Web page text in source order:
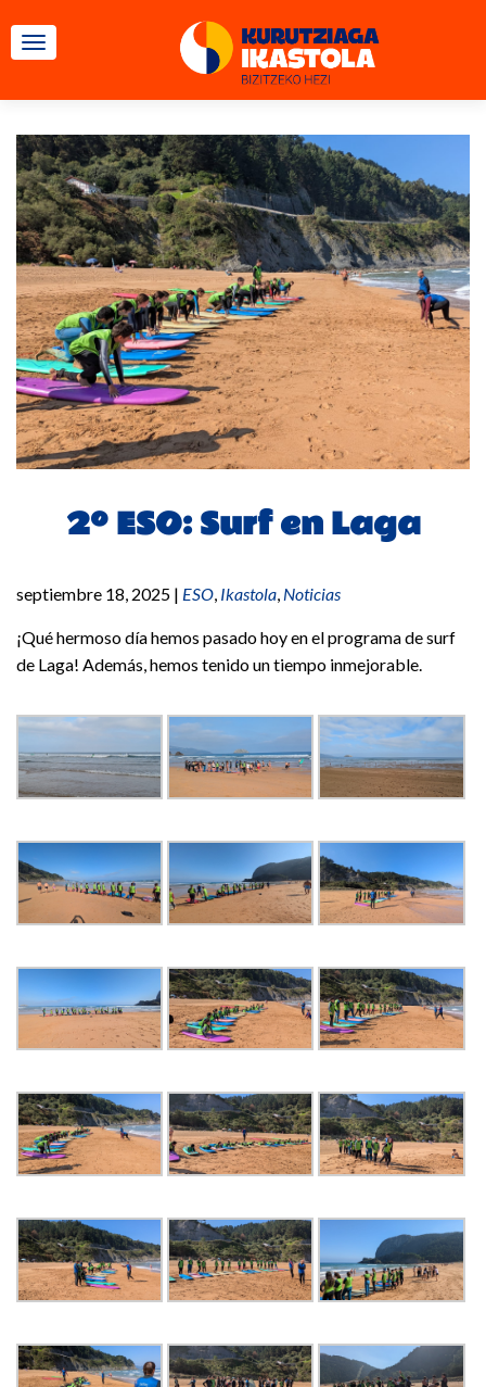
CAMBIAR NAVEGACIÓN
2º ESO: Surf en Laga
septiembre 18, 2025 | ESO, Ikastola, Noticias
¡Qué hermoso día hemos pasado hoy en el programa de surf
de Laga! Además, hemos tenido un tiempo inmejorable.